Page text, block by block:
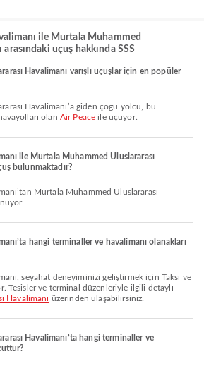
ile Murtala Muhammed
arasındaki uçuş hakkında SSS
Havalimanı varışlı uçuşlar için en popüler
olan Air Peace ile uçuyor.
ile Murtala Muhammed Uluslararası
bulunmaktadır?
hangi terminaller ve havalimanı olanakları
Tesisler ve terminal düzenleriyle ilgili detaylı
Havalimanı üzerinden ulaşabilirsiniz.
Havalimanı’ta hangi terminaller ve